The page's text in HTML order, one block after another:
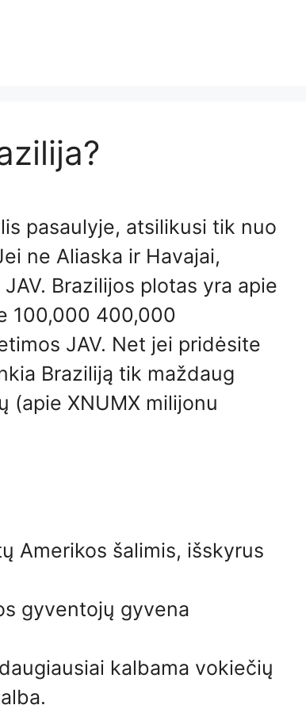
pasaulyje, atsilikusi tik nuo
ne Aliaska ir Havajai,
Brazilijos plotas yra apie
100,000 400,000
JAV. Net jei pridėsite
Braziliją tik maždaug
(apie XNUMX milijonu
Amerikos šalimis, išskyrus
gyventojų gyvena
kalbama vokiečių